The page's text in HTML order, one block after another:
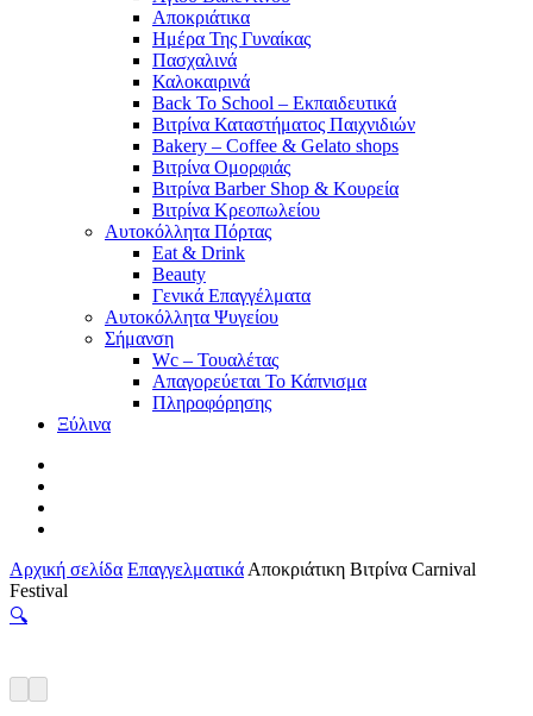
Αποκριάτικα
Ημέρα Της Γυναίκας
Πασχαλινά
Καλοκαιρινά
Back To School – Εκπαιδευτικά
Βιτρίνα Καταστήματος Παιχνιδιών
Bakery – Coffee & Gelato shops
Βιτρίνα Ομορφιάς
Βιτρίνα Barber Shop & Κουρεία
Βιτρίνα Κρεοπωλείου
Αυτοκόλλητα Πόρτας
Eat & Drink
Beauty
Γενικά Επαγγέλματα
Αυτοκόλλητα Ψυγείου
Σήμανση
Wc – Τουαλέτας
Απαγορεύεται Το Κάπνισμα
Πληροφόρησης
Ξύλινα
Αρχική σελίδα Επαγγελματικά Αποκριάτικη Βιτρίνα Carnival
Festival
🔍